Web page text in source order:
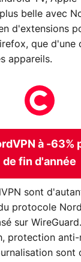
belle avec
d'extensions
que d'une
appareils.
à -63%
de fin d'année
sont
protocole
sur
protection anti-
sont